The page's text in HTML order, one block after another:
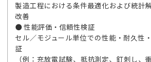
製造工程における条件最適化および統計
改善
● 性能評価・信頼性検証
セル／モジュール単位での性能・耐久性
証
（例：充放電試験、抵抗測定、釘刺し、